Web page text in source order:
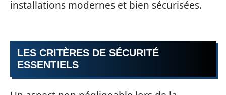
installations modernes et bien sécurisées.
LES CRITÈRES DE SÉCURITÉ
ESSENTIELS